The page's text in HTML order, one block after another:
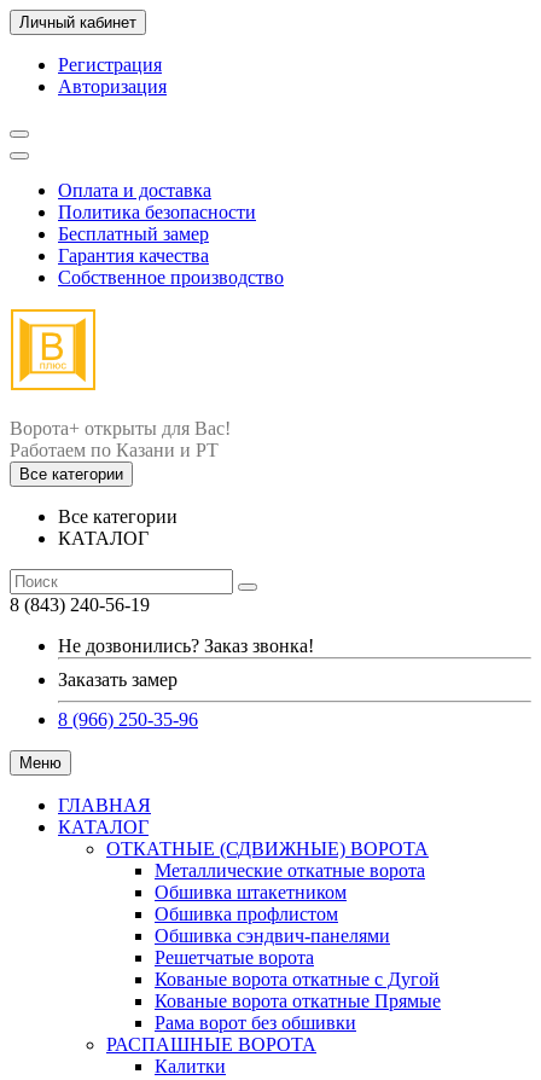
Личный кабинет
Регистрация
Авторизация
Оплата и доставка
Политика безопасности
Бесплатный замер
Гарантия качества
Собственное производство
Ворота+ открыты для Вас!
Все категории
Все категории
КАТАЛОГ
8 (843) 240-56-19
Не дозвонились? Заказ звонка!
Заказать замер
8 (966) 250-35-96
Меню
ГЛАВНАЯ
КАТАЛОГ
ОТКАТНЫЕ (СДВИЖНЫЕ) ВОРОТА
Металлические откатные ворота
Обшивка штакетником
Обшивка профлистом
Обшивка сэндвич-панелями
Решетчатые ворота
Кованые ворота откатные с Дугой
Кованые ворота откатные Прямые
Рама ворот без обшивки
РАСПАШНЫЕ ВОРОТА
Калитки